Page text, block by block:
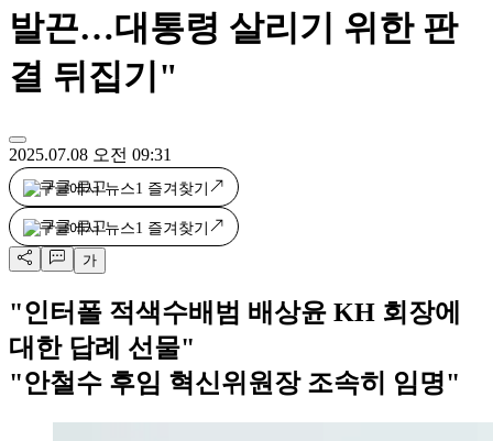
발끈…대통령 살리기 위한 판
결 뒤집기"
2025.07.08 오전 09:31
구글에서 뉴스1 즐겨찾기
구글에서 뉴스1 즐겨찾기
가
"인터폴 적색수배범 배상윤 KH 회장에
대한 답례 선물"
"안철수 후임 혁신위원장 조속히 임명"